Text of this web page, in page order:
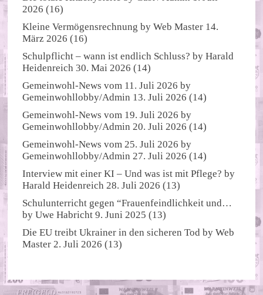
2026 (16)
Kleine Vermögensrechnung byWeb Master 14.
März 2026 (16)
Schulpflicht – wann ist endlich Schluss? byHarald
Heidenreich 30. Mai 2026 (14)
Gemeinwohl-News vom 11. Juli 2026 by
Gemeinwohllobby/Admin 13. Juli 2026 (14)
Gemeinwohl-News vom 19. Juli 2026 by
Gemeinwohllobby/Admin 20. Juli 2026 (14)
Gemeinwohl-News vom 25. Juli 2026 by
Gemeinwohllobby/Admin 27. Juli 2026 (14)
Interview mit einer KI – Und was ist mit Pflege? by
Harald Heidenreich 28. Juli 2026 (13)
Schulunterricht gegen “Frauenfeindlichkeit und…
byUwe Habricht 9. Juni 2025 (13)
Die EU treibt Ukrainer in den sicheren Tod byWeb
Master 2. Juli 2026 (13)